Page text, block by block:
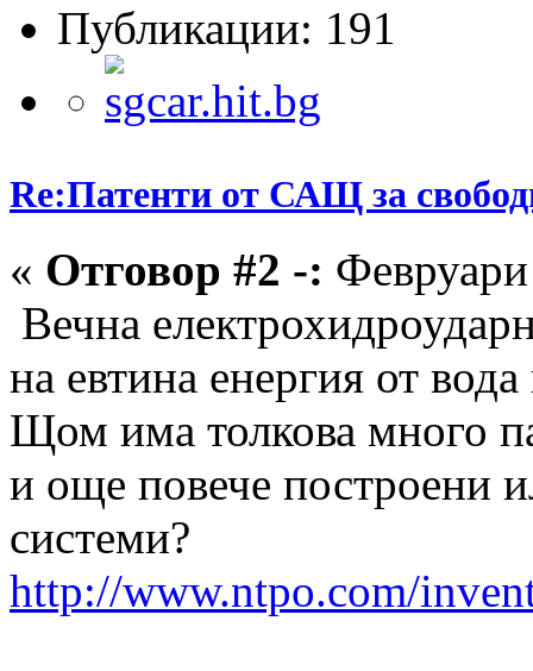
Публикации: 191
Re:Патенти от САЩ за
« Отговор #2 -:
Вечна
на евтина енергия от вода
Щом има толкова много
и още повече построени
системи?
http://www.ntpo.com/